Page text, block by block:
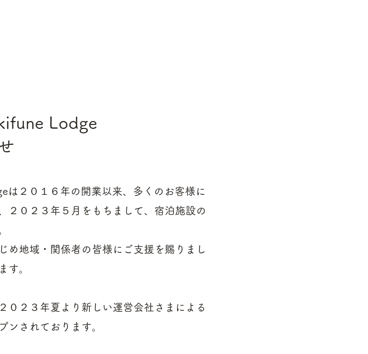
Lodge
は２０１６年の開業以来、多くのお客様に
２０２３年５月をもちまして、宿泊施設の
め地域・関係者の皆様にご支援を賜りまし
す。
０２３年夏より新しい運営会社さまによる
ンされております。